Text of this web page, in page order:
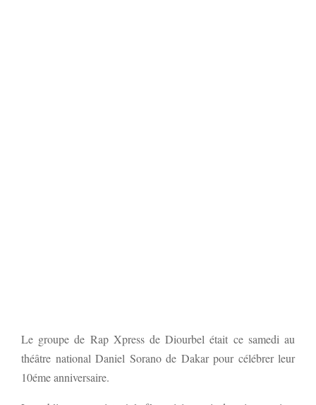
Le groupe de Rap Xpress de Diourbel était ce samedi au
théâtre national Daniel Sorano de Dakar pour célébrer leur
10éme anniversaire.